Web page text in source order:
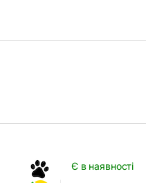
Є в наявності